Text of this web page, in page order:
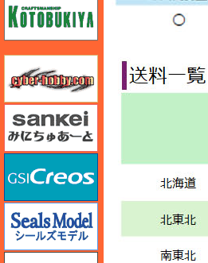
サイバーホビー
シールズモデル
静岡模型協同組合